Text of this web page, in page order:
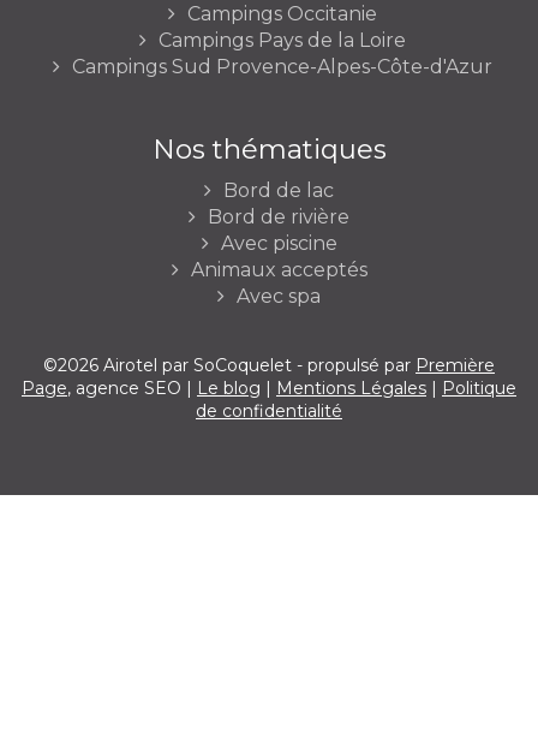
Campings Occitanie
Campings Pays de la Loire
Campings Sud Provence-Alpes-Côte-d'Azur
Nos thématiques
Bord de lac
Bord de rivière
Avec piscine
Animaux acceptés
Avec spa
©2026 Airotel par SoCoquelet - propulsé par Première
Page, agence SEO | Le blog | Mentions Légales | Politique
de confidentialité